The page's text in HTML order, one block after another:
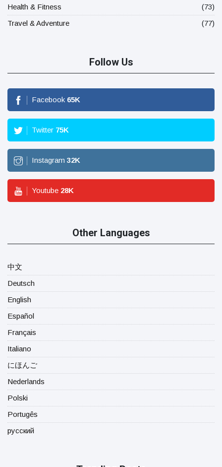
Health & Fitness
(73)
Travel & Adventure
(77)
Follow Us
Facebook 65K
Twitter 75K
Instagram 32K
Youtube 28K
Other Languages
中文
Deutsch
English
Español
Français
Italiano
にほんご
Nederlands
Polski
Portugês
русский